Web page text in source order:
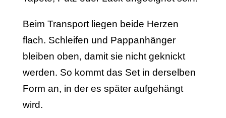
Beim Transport liegen beide Herzen
flach. Schleifen und Pappanhänger
bleiben oben, damit sie nicht geknickt
werden. So kommt das Set in derselben
Form an, in der es später aufgehängt
wird.